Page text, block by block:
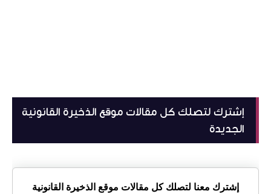
إشترك لتصلك كل مقالات موقع الذخيرة القانونية
الجديدة
إشترك معنا لتصلك كل مقالات موقع الذخيرة القانونية